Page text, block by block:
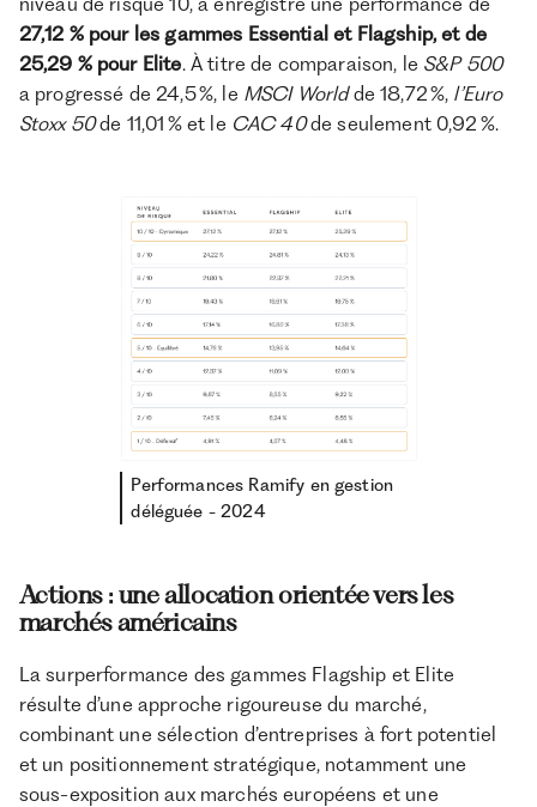
27,12 % pour les gammes Essential et Flagship, et de
25,29 % pour Elite. À titre de comparaison, le S&P 500
a progressé de 24,5 %, le MSCI Worldde 18,72 %, l’Euro
Stoxx 50de 11,01 % et le CAC 40de seulement 0,92 %.
Performances Ramify en gestion
déléguée - 2024
Actions : une allocation orientée vers les
marchés américains
La surperformance des gammes Flagship et Elite
résulte d’une approche rigoureuse du marché,
combinant une sélection d’entreprises à fort potentiel
et un positionnement stratégique, notamment une
sous-exposition aux marchés européens et une